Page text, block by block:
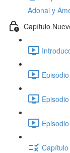
Adonai y
Capítulo
Capítulo